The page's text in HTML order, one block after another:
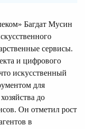
Багдат Мусин
сервисы.
и цифрового
искусственный
для
до
Он отметил рост
в